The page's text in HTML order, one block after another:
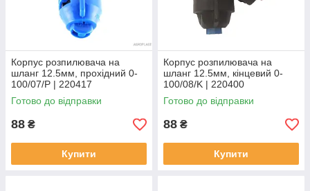
Корпус розпилювача на
шланг 12.5мм, прохідний 0-
100/07/P | 220417
AGROPLAST
Готово до відправки
88 ₴
Купити
Корпус розпилювача на
шланг 12.5мм, кінцевий 0-
100/08/K | 220400
AGROPLAST
Готово до відправки
88 ₴
Купити